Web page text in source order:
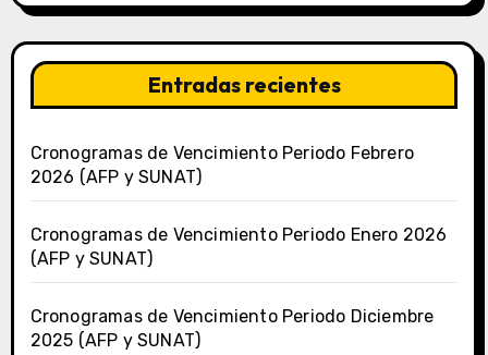
Entradas recientes
Cronogramas de Vencimiento Periodo Febrero
2026 (AFP y SUNAT)
Cronogramas de Vencimiento Periodo Enero 2026
(AFP y SUNAT)
Cronogramas de Vencimiento Periodo Diciembre
2025 (AFP y SUNAT)